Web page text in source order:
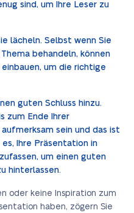
sind, um Ihre Leser zu
lächeln. Selbst wenn Sie
behandeln, können
um die richtige
guten Schluss hinzu.
zum Ende Ihrer
sein und das ist
Ihre Präsentation in
um einen guten
hinterlassen.
oder keine Inspiration zum
haben, zögern Sie